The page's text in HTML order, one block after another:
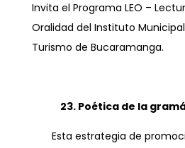
Invita el Programa LEO –
Oralidad del Instituto
Turismo de Bucaramanga.
23. Poética de la
Esta estrategia de